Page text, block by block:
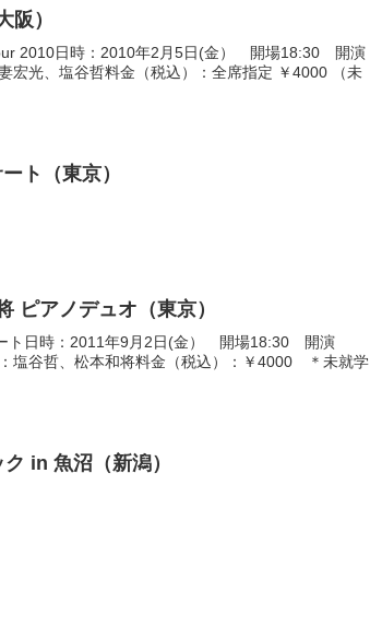
阪）
2010日時：2010年2月5日(金） 開場18:30 開演
宏光、塩谷哲料金（税込）：全席指定 ￥4000 （未
ト（東京）
ピアノデュオ（東京）
ト日時：2011年9月2日(金） 開場18:30 開演
塩谷哲、松本和将料金（税込）：￥4000 ＊未就学
in 魚沼（新潟）